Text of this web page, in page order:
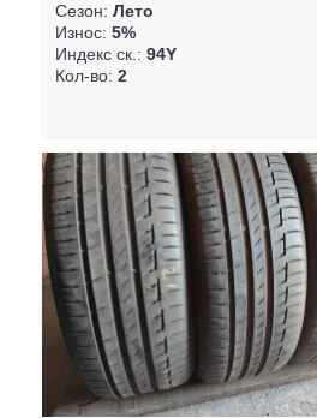
Сезон: Лето
Износ: 5%
Индекс ск.: 94Y
Кол-во: 2